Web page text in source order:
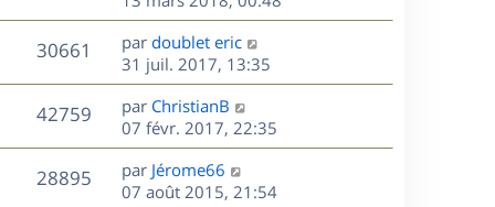
es
a
g
e
e
s
s
a
g
e
e
r
m
e
s
s
a
g
e
u
s
r
n
i
e
r
m
e
s
s
30661
u
D
e
r
n
i
e
r
m
par doublet eric
31 juil. 2017, 13:35
42759V
u
D
e
r
n
i
par ChristianB
07 févr. 2017, 22:35
28895V
D
e
par Jérome66
07 août 2015, 21:54